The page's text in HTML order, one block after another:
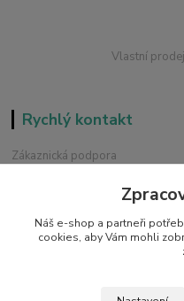
Vlastní
Rychlý kontakt
Zákaznická podpora
Chat / Online podpora - 24/7
info@emobilky.cz
Náš e-shop a partneři
cookies, aby Vám mohli